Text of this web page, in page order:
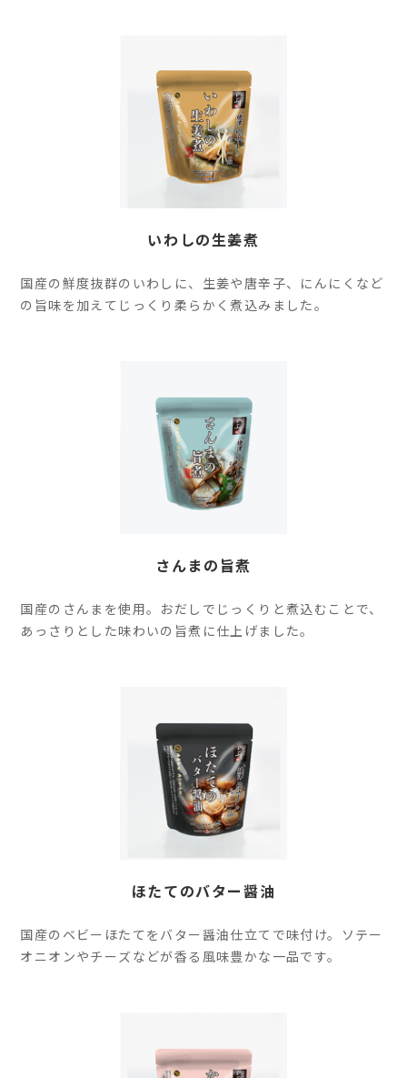
いわしの生姜煮
国産の鮮度抜群のいわしに、生姜や唐辛子、にんにくなど
の旨味を加えてじっくり柔らかく煮込みました。
さんまの旨煮
国産のさんまを使用。おだしでじっくりと煮込むことで、
あっさりとした味わいの旨煮に仕上げました。
ほたてのバター醤油
国産のベビーほたてをバター醤油仕立てで味付け。ソテー
オニオンやチーズなどが香る風味豊かな一品です。